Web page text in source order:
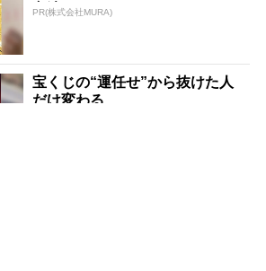
方法
PR(株式会社MURA)
宝くじの“運任せ”から抜けた人
だけ変わる